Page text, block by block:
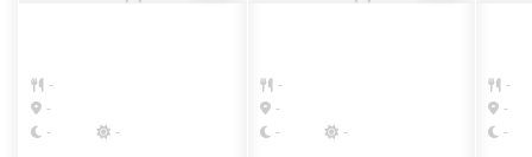
-
-
-
-
-
-
-
-
-
-
-